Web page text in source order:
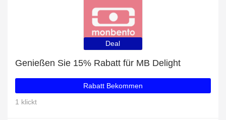
Deal
Genießen Sie 15% Rabatt für MB Delight
Rabatt Bekommen
1 klickt